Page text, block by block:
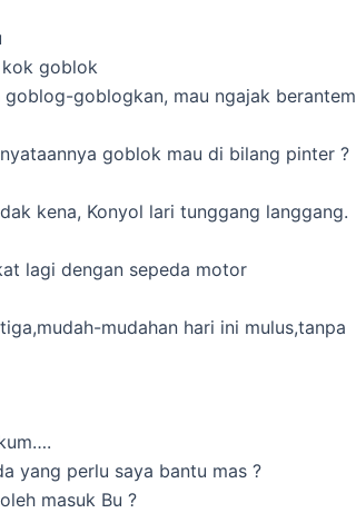
kok goblok
goblog-goblogkan, mau ngajak berantem
goblok mau di bilang pinter ?
kena, Konyol lari tunggang langgang.
lagi dengan sepeda motor
mudahan hari ini mulus,tanpa
yang perlu saya bantu mas ?
masuk Bu ?